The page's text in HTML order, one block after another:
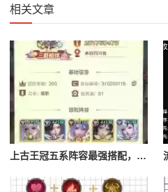
相关文章
上古王冠五系阵容最强搭配，上古王冠五星排行